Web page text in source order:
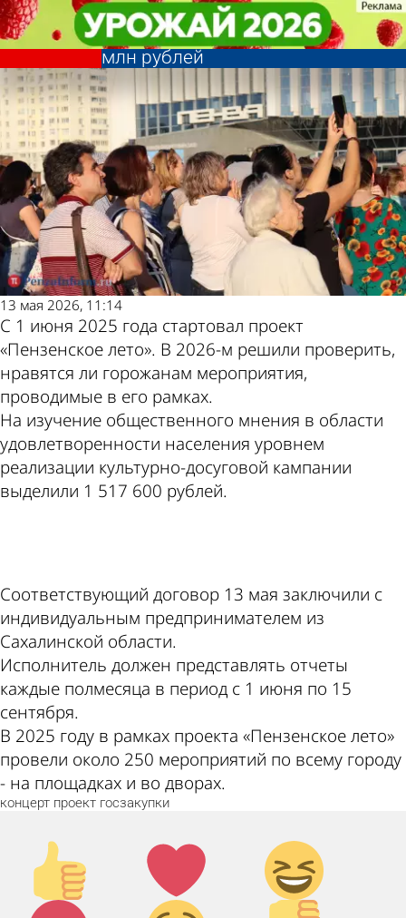
Мнение горожан о проекте
«Пензенское лето» узнают за 1,5
млн рублей
Культура
13 мая 2026, 11:14
С 1 июня 2025 года стартовал проект
«Пензенское лето». В 2026-м решили проверить,
нравятся ли горожанам мероприятия,
проводимые в его рамках.
На изучение общественного мнения в области
удовлетворенности населения уровнем
реализации культурно-досуговой кампании
выделили 1 517 600 рублей.
Соответствующий договор 13 мая заключили с
индивидуальным предпринимателем из
Сахалинской области.
Исполнитель должен представлять отчеты
каждые полмесяца в период с 1 июня по 15
сентября.
В 2025 году в рамках проекта «Пензенское лето»
провели около 250 мероприятий по всему городу
- на площадках и во дворах.
концерт проект госзакупки
Палец
вверх!
Лайк!
Дикий
смех!
Агрессия!
Грусть
Палец
Мнение горожан о проекте
«Пензенское лето» узнают за 1,5
млн рублей
Культура
Другие новости по
теме
Погода и курсы
валют в Пензе